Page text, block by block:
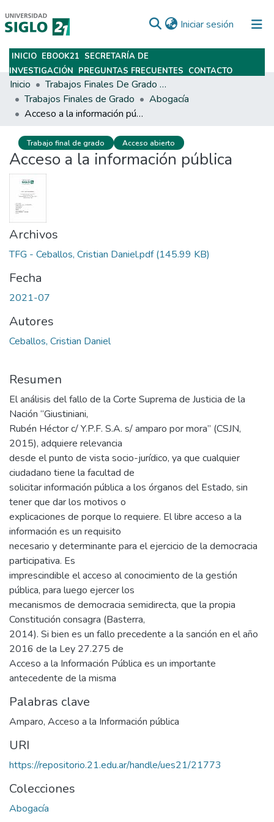
Iniciar sesión (current)
Subir
INICIO EBOOK21 SECRETARÍA DE
INVESTIGACIÓN PREGUNTAS FRECUENTES CONTACTO
Inicio
Trabajos Finales De Grado Y Posgrado
Trabajos Finales de Grado
Abogacía
Acceso a la información pública
Trabajo final de grado Acceso abierto
Acceso a la información pública
Archivos
TFG - Ceballos, Cristian Daniel.pdf(145.99 KB)
Fecha
2021-07
Autores
Ceballos, Cristian Daniel
Resumen
El análisis del fallo de la Corte Suprema de Justicia de la
Nación “Giustiniani,
Rubén Héctor c/ Y.P.F. S.A. s/ amparo por mora” (CSJN,
2015), adquiere relevancia
desde el punto de vista socio-jurídico, ya que cualquier
ciudadano tiene la facultad de
solicitar información pública a los órganos del Estado, sin
tener que dar los motivos o
explicaciones de porque lo requiere. El libre acceso a la
información es un requisito
necesario y determinante para el ejercicio de la democracia
participativa. Es
imprescindible el acceso al conocimiento de la gestión
pública, para luego ejercer los
mecanismos de democracia semidirecta, que la propia
Constitución consagra (Basterra,
2014). Si bien es un fallo precedente a la sanción en el año
2016 de la Ley 27.275 de
Acceso a la Información Pública es un importante
antecedente de la misma
Palabras clave
Amparo, Acceso a la Información pública
URI
https://repositorio.21.edu.ar/handle/ues21/21773
Colecciones
Abogacía